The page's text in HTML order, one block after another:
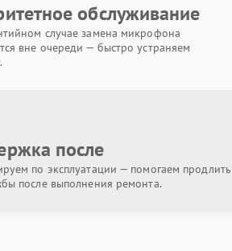
обслуживание
случае замена микрофона
вне очереди — быстро устраняем
после
по эксплуатации — помогаем продлить
после выполнения ремонта.